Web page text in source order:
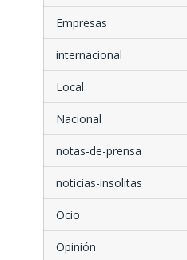
Empresas
internacional
Local
Nacional
notas-de-prensa
noticias-insolitas
Ocio
Opinión